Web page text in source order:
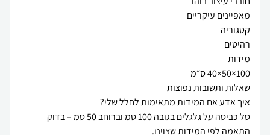
סל כביסה על גלגלים בגובה 100 סמ וברוחב 50 סמ – בדוק